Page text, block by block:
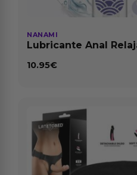
NANAMI
Lubricante Anal
10.95€